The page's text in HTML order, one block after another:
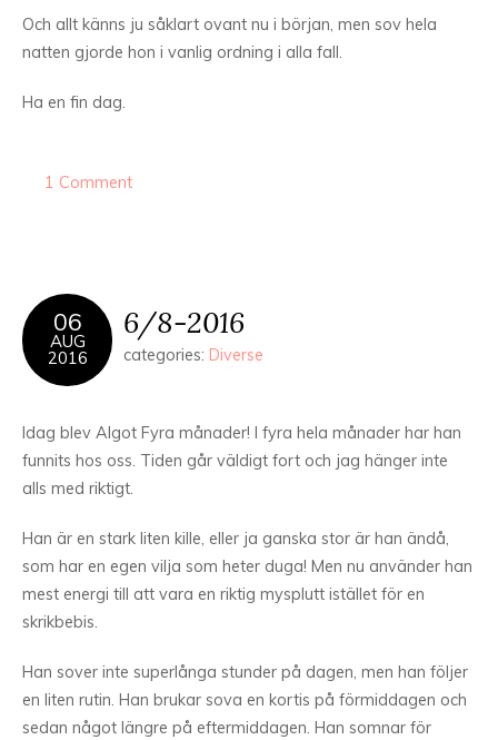
Och allt känns ju såklart ovant nu i början, men sov hela
natten gjorde hon i vanlig ordning i alla fall.
Ha en fin dag.
1 Comment
06
AUG
2016
6/8-2016
categories: Diverse
Idag blev Algot Fyra månader! I fyra hela månader har han
funnits hos oss. Tiden går väldigt fort och jag hänger inte
alls med riktigt.
Han är en stark liten kille, eller ja ganska stor är han ändå,
som har en egen vilja som heter duga! Men nu använder han
mest energi till att vara en riktig mysplutt istället för en
skrikbebis.
Han sover inte superlånga stunder på dagen, men han följer
en liten rutin. Han brukar sova en kortis på förmiddagen och
sedan något längre på eftermiddagen. Han somnar för